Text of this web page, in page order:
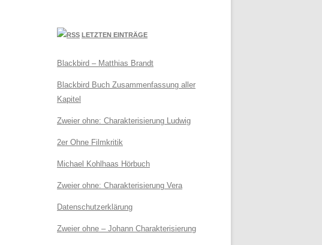
LETZTEN EINTRÄGE
Blackbird – Matthias Brandt
Blackbird Buch Zusammenfassung aller
Kapitel
Zweier ohne: Charakterisierung Ludwig
2er Ohne Filmkritik
Michael Kohlhaas Hörbuch
Zweier ohne: Charakterisierung Vera
Datenschutzerklärung
Zweier ohne – Johann Charakterisierung